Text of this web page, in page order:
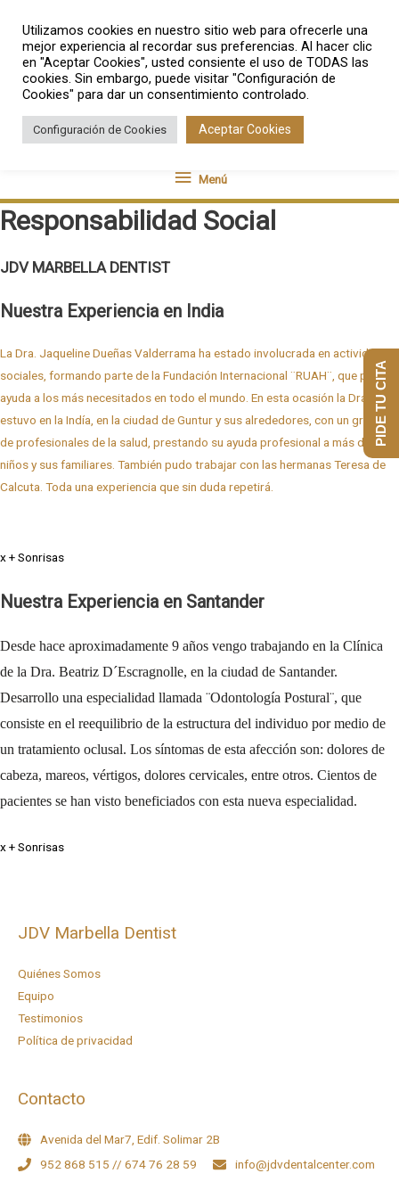
contenido
Menú
Menú
Responsabilidad Social
JDV MARBELLA DENTIST
Nuestra Experiencia en India
La Dra. Jaqueline Dueñas Valderrama ha estado involucrada en actividades
sociales, formando parte de la Fundación Internacional ¨RUAH¨, que presta
ayuda a los más necesitados en todo el mundo. En esta ocasión la Dra.
estuvo en la Indía, en la ciudad de Guntur y sus alrededores, con un grupo
de profesionales de la salud, prestando su ayuda profesional a más de 500
niños y sus familiares. También pudo trabajar con las hermanas Teresa de
Calcuta. Toda una experiencia que sin duda repetirá.
x + Sonrisas
Nuestra Experiencia en Santander
Desde hace aproximadamente 9 años vengo trabajando en la Clínica
de la Dra. Beatriz D´Escragnolle, en la ciudad de Santander.
Desarrollo una especialidad llamada ¨Odontología Postural¨, que
consiste en el reequilibrio de la estructura del individuo por medio de
un tratamiento oclusal. Los síntomas de esta afección son: dolores de
cabeza, mareos, vértigos, dolores cervicales, entre otros. Cientos de
pacientes se han visto beneficiados con esta nueva especialidad.
x + Sonrisas
JDV Marbella Dentist
Quiénes Somos
Equipo
Testimonios
Política de privacidad
Contacto
Avenida del Mar7, Edif. Solimar 2B
952 868 515 // 674 76 28 59
info@jdvdentalcenter.com
Utilizamos cookies en nuestro sitio web para ofrecerle una
mejor experiencia al recordar sus preferencias. Al hacer clic
en "Aceptar Cookies", usted consiente el uso de TODAS las
cookies. Sin embargo, puede visitar "Configuración de
Cookies" para dar un consentimiento controlado.
Configuración de Cookies Aceptar Cookies
PIDE TU CITA